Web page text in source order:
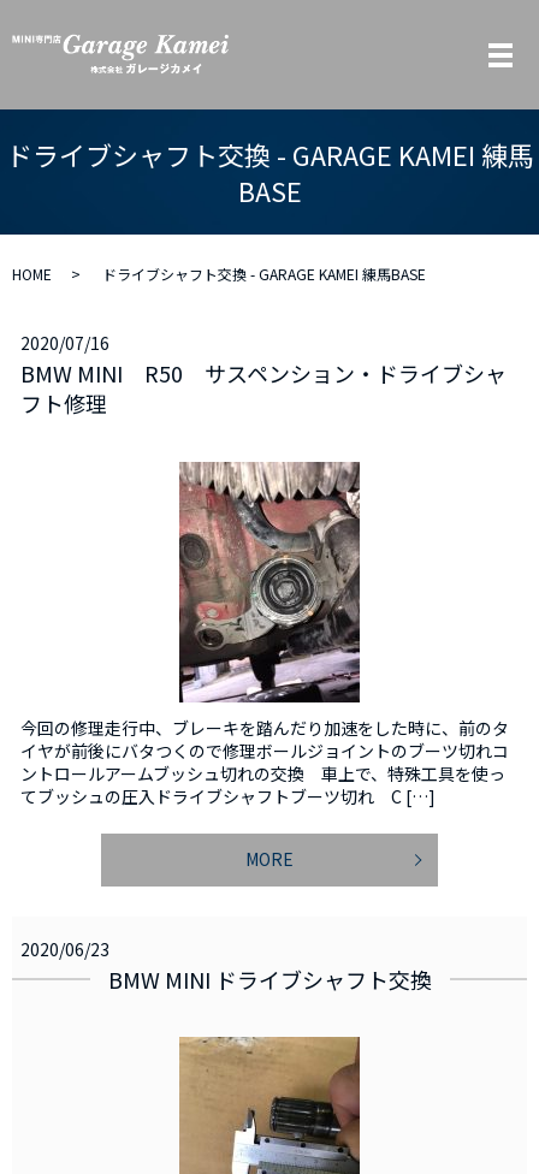
メ
ドライブシャフト交換 - GARAGE KAMEI 練馬
BASE
HOME ドライブシャフト交換 - GARAGE KAMEI 練馬BASE
2020/07/16
BMW MINI R50 サスペンション・ドライブシャ
フト修理
今回の修理走行中、ブレーキを踏んだり加速をした時に、前のタ
イヤが前後にバタつくので修理ボールジョイントのブーツ切れコ
ントロールアームブッシュ切れの交換 車上で、特殊工具を使っ
てブッシュの圧入ドライブシャフトブーツ切れ C […]
MORE
2020/06/23
BMW MINI ドライブシャフト交換